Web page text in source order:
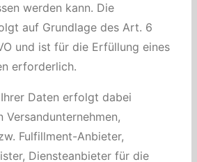
werden kann. Die
auf Grundlage des Art. 6
und ist für die Erfüllung eines
erforderlich.
Daten erfolgt dabei
Versandunternehmen,
Fulfillment-Anbieter,
Diensteanbieter für die